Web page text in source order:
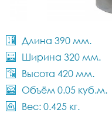
Длина 390 мм.
Ширина 320 мм.
Высота 420 мм.
Объём 0.05 куб.м.
Вес: 0.425 кг.